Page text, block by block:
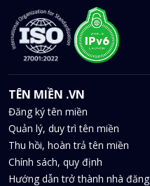
TÊN MIỀN .VN
Đăng ký tên miền
Quản lý, duy trì tên miền
Thu hồi, hoàn trả tên miền
Chính sách, quy định
Hướng dẫn trở thành nhà đăng